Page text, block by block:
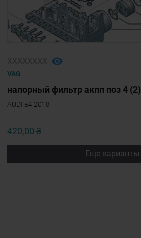
VAG
напорный фильтр акпп поз 4 (2)
AUDI a4 2018
420,00 ₴
Еще варианты